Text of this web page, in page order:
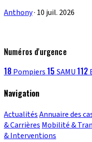
Anthony· 10 juil. 2026
Numéros d'urgence
18 Pompiers 15 SAMU 112
Navigation
ActualitésAnnuaire des
& CarrièresMobilité &
& Interventions